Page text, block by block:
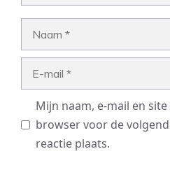
Mijn naam, e-mail en
browser voor de
reactie plaats.